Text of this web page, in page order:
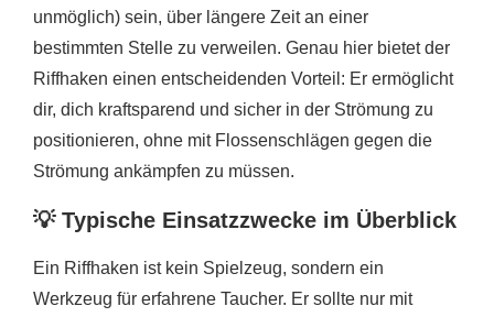
unmöglich) sein, über längere Zeit an einer
bestimmten Stelle zu verweilen. Genau hier bietet der
Riffhaken einen entscheidenden Vorteil: Er ermöglicht
dir, dich kraftsparend und sicher in der Strömung zu
positionieren, ohne mit Flossenschlägen gegen die
Strömung ankämpfen zu müssen.
💡 Typische Einsatzzwecke im Überblick
Ein Riffhaken ist kein Spielzeug, sondern ein
Werkzeug für erfahrene Taucher. Er sollte nur mit